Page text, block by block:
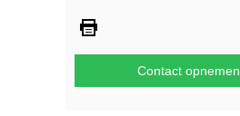
Contact opnemen